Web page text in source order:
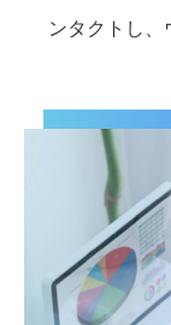
ンタクトし、